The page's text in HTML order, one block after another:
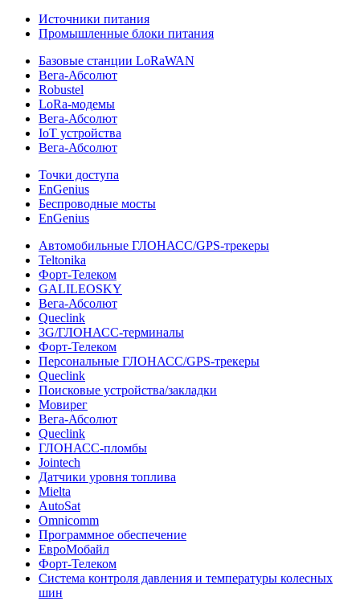
Источники питания
Промышленные блоки питания
Базовые станции LoRaWAN
Вега-Абсолют
Robustel
LoRa-модемы
Вега-Абсолют
IoT устройства
Вега-Абсолют
Точки доступа
EnGenius
Беспроводные мосты
EnGenius
Автомобильные ГЛОНАСС/GPS-трекеры
Teltonika
Форт-Телеком
GALILEOSKY
Вега-Абсолют
Queclink
3G/ГЛОНАСС-терминалы
Форт-Телеком
Персональные ГЛОНАСС/GPS-трекеры
Queclink
Поисковые устройства/закладки
Мовирег
Вега-Абсолют
Queclink
ГЛОНАСС-пломбы
Jointech
Датчики уровня топлива
Mielta
AutoSat
Omnicomm
Программное обеспечение
ЕвроМобайл
Форт-Телеком
Система контроля давления и температуры колесных
шин